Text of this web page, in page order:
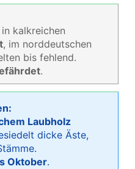
kalkreichen
, im norddeutschen
bis fehlend.
.
Laubholz
dicke Äste,
Oktober.